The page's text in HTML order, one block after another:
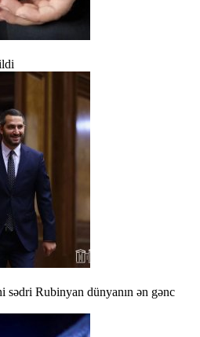
sədri Rubinyan dünyanın ən gənc